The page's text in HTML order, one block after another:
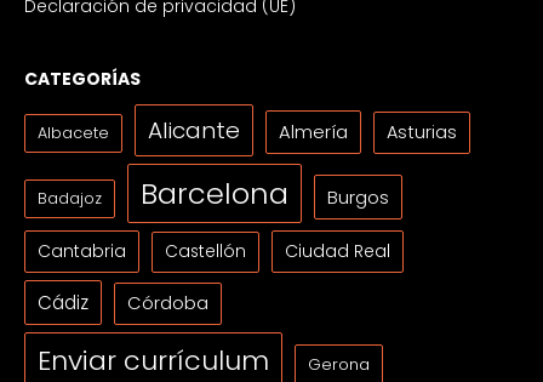
Declaración de privacidad (UE)
CATEGORÍAS
Albacete Alicante Almería Asturias
Badajoz Barcelona Burgos
Cantabria Castellón Ciudad Real
Cádiz Córdoba
Enviar currículum Gerona